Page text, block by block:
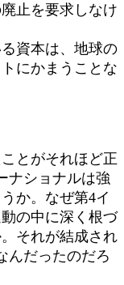
止を要求しなけ
資本は、地球の
にかまうことな
とがそれほど正
ナショナルは強
か。なぜ第4イ
の中に深く根づ
それが結成され
んだったのだろ